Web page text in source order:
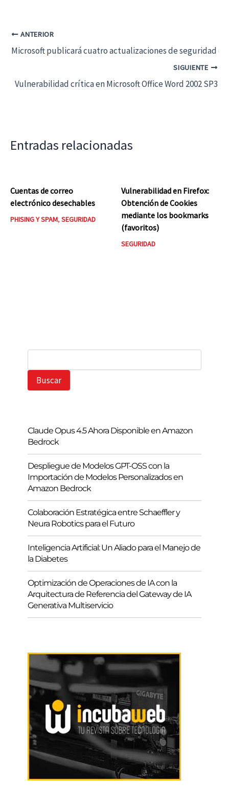
ANTERIOR
Microsoft publicará cuatro actualizaciones de seguridad
SIGUIENTE
Vulnerabilidad crítica en Microsoft Office Word 2002 SP3
Entradas relacionadas
Cuentas de correo
electrónico desechables
PHISING Y SPAM, SEGURIDAD
Vulnerabilidad en Firefox:
Obtención de Cookies
mediante los bookmarks
(favoritos)
SEGURIDAD
B
s
Buscar
Claude Opus 4.5 Ahora Disponible en Amazon
Bedrock
Despliegue de Modelos GPT-OSS con la
Importación de Modelos Personalizados en
Amazon Bedrock
Colaboración Estratégica entre Schaeffler y
Neura Robotics para el Futuro
Inteligencia Artificial: Un Aliado para el Manejo de
la Diabetes
Optimización de Operaciones de IA con la
Arquitectura de Referencia del Gateway de IA
Generativa Multiservicio